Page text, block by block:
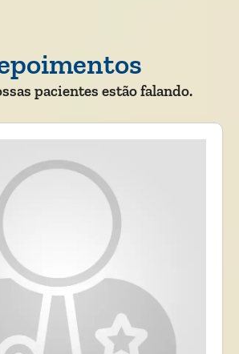
pacientes estão falando.